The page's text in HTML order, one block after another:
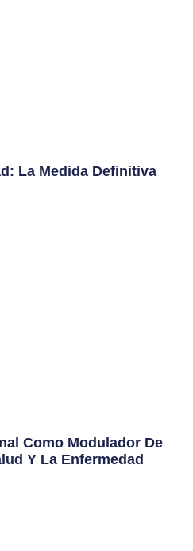
La Medida Definitiva
Como Modulador De
Y La Enfermedad